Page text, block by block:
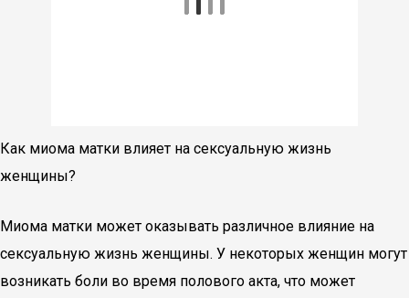
Как миома матки влияет на сексуальную жизнь
женщины?
Миома матки может оказывать различное влияние на
сексуальную жизнь женщины. У некоторых женщин могут
возникать боли во время полового акта, что может